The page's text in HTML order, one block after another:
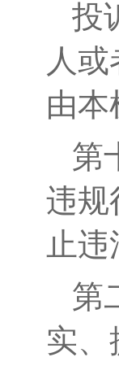
投
人
由
第
违规
止违
第
实、